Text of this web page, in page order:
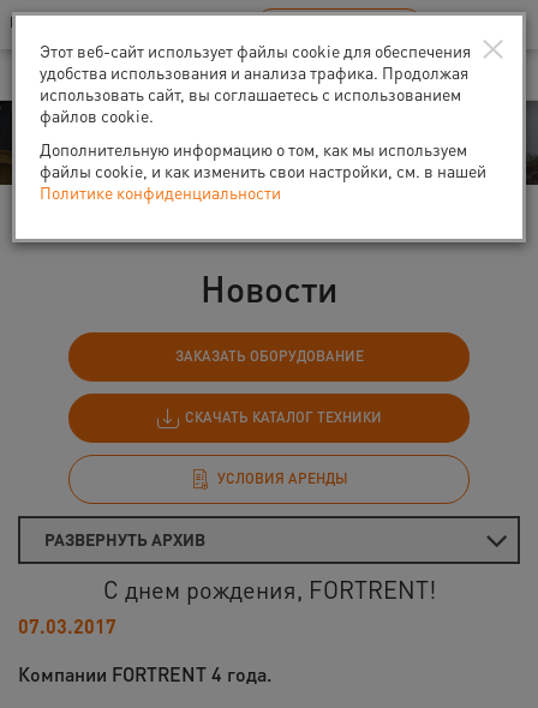
Ваш город:Санкт-Петербург
В Вашем регионе нет наших офисов RU EN
События
Новости
ЗАКАЗАТЬ ОБОРУДОВАНИЕ
СКАЧАТЬ КАТАЛОГ ТЕХНИКИ
УСЛОВИЯ АРЕНДЫ
РАЗВЕРНУТЬ АРХИВ
С днем рождения, FORTRENT!
07.03.2017
Компании FORTRENT 4 года.
×
Этот веб-сайт использует файлы cookie для обеспечения
удобства использования и анализа трафика. Продолжая
использовать сайт, вы соглашаетесь с использованием
файлов cookie.
Дополнительную информацию о том, как мы используем
файлы cookie, и как изменить свои настройки, см. в нашей
Политике конфиденциальности